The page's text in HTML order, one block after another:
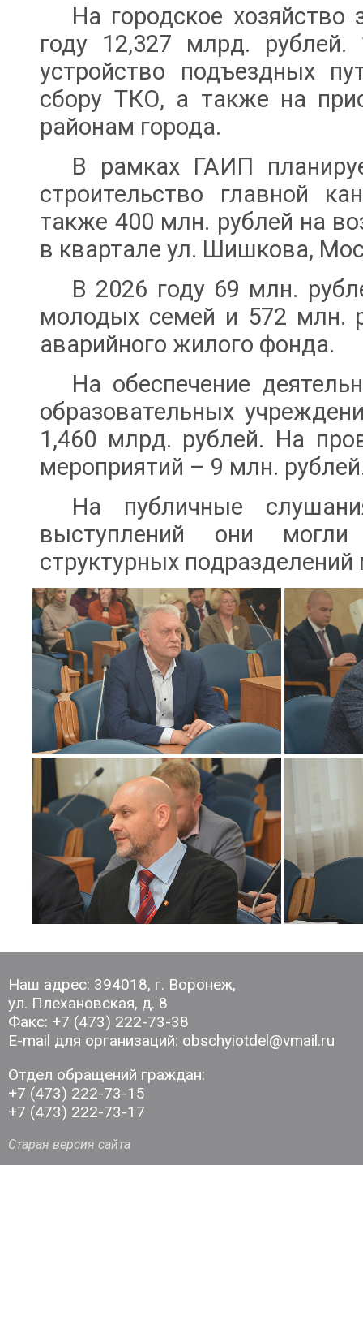
На городское
году 12,327 млрд.
устройство подъездных
сбору ТКО, а также на
районам города.
В рамках ГАИП
строительство главной
также 400 млн. рублей на
в квартале ул. Шишкова,
В 2026 году 69 млн.
молодых семей и 572 млн.
аварийного жилого фонда.
На обеспечение
образовательных
1,460 млрд. рублей. На
мероприятий – 9 млн.
На публичные
выступлений они
структурных подразделений
Наш адрес: 394018, г. Воронеж,
ул. Плехановская, д. 8
Факс: +7 (473) 222-73-38
E-mail для организаций: obschyiotdel@vmail.ru
Отдел обращений граждан:
+7 (473) 222-73-15
+7 (473) 222-73-17
Старая версия сайта